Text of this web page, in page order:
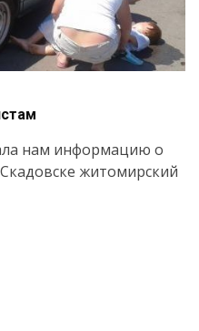
нам информацию о
житомирский